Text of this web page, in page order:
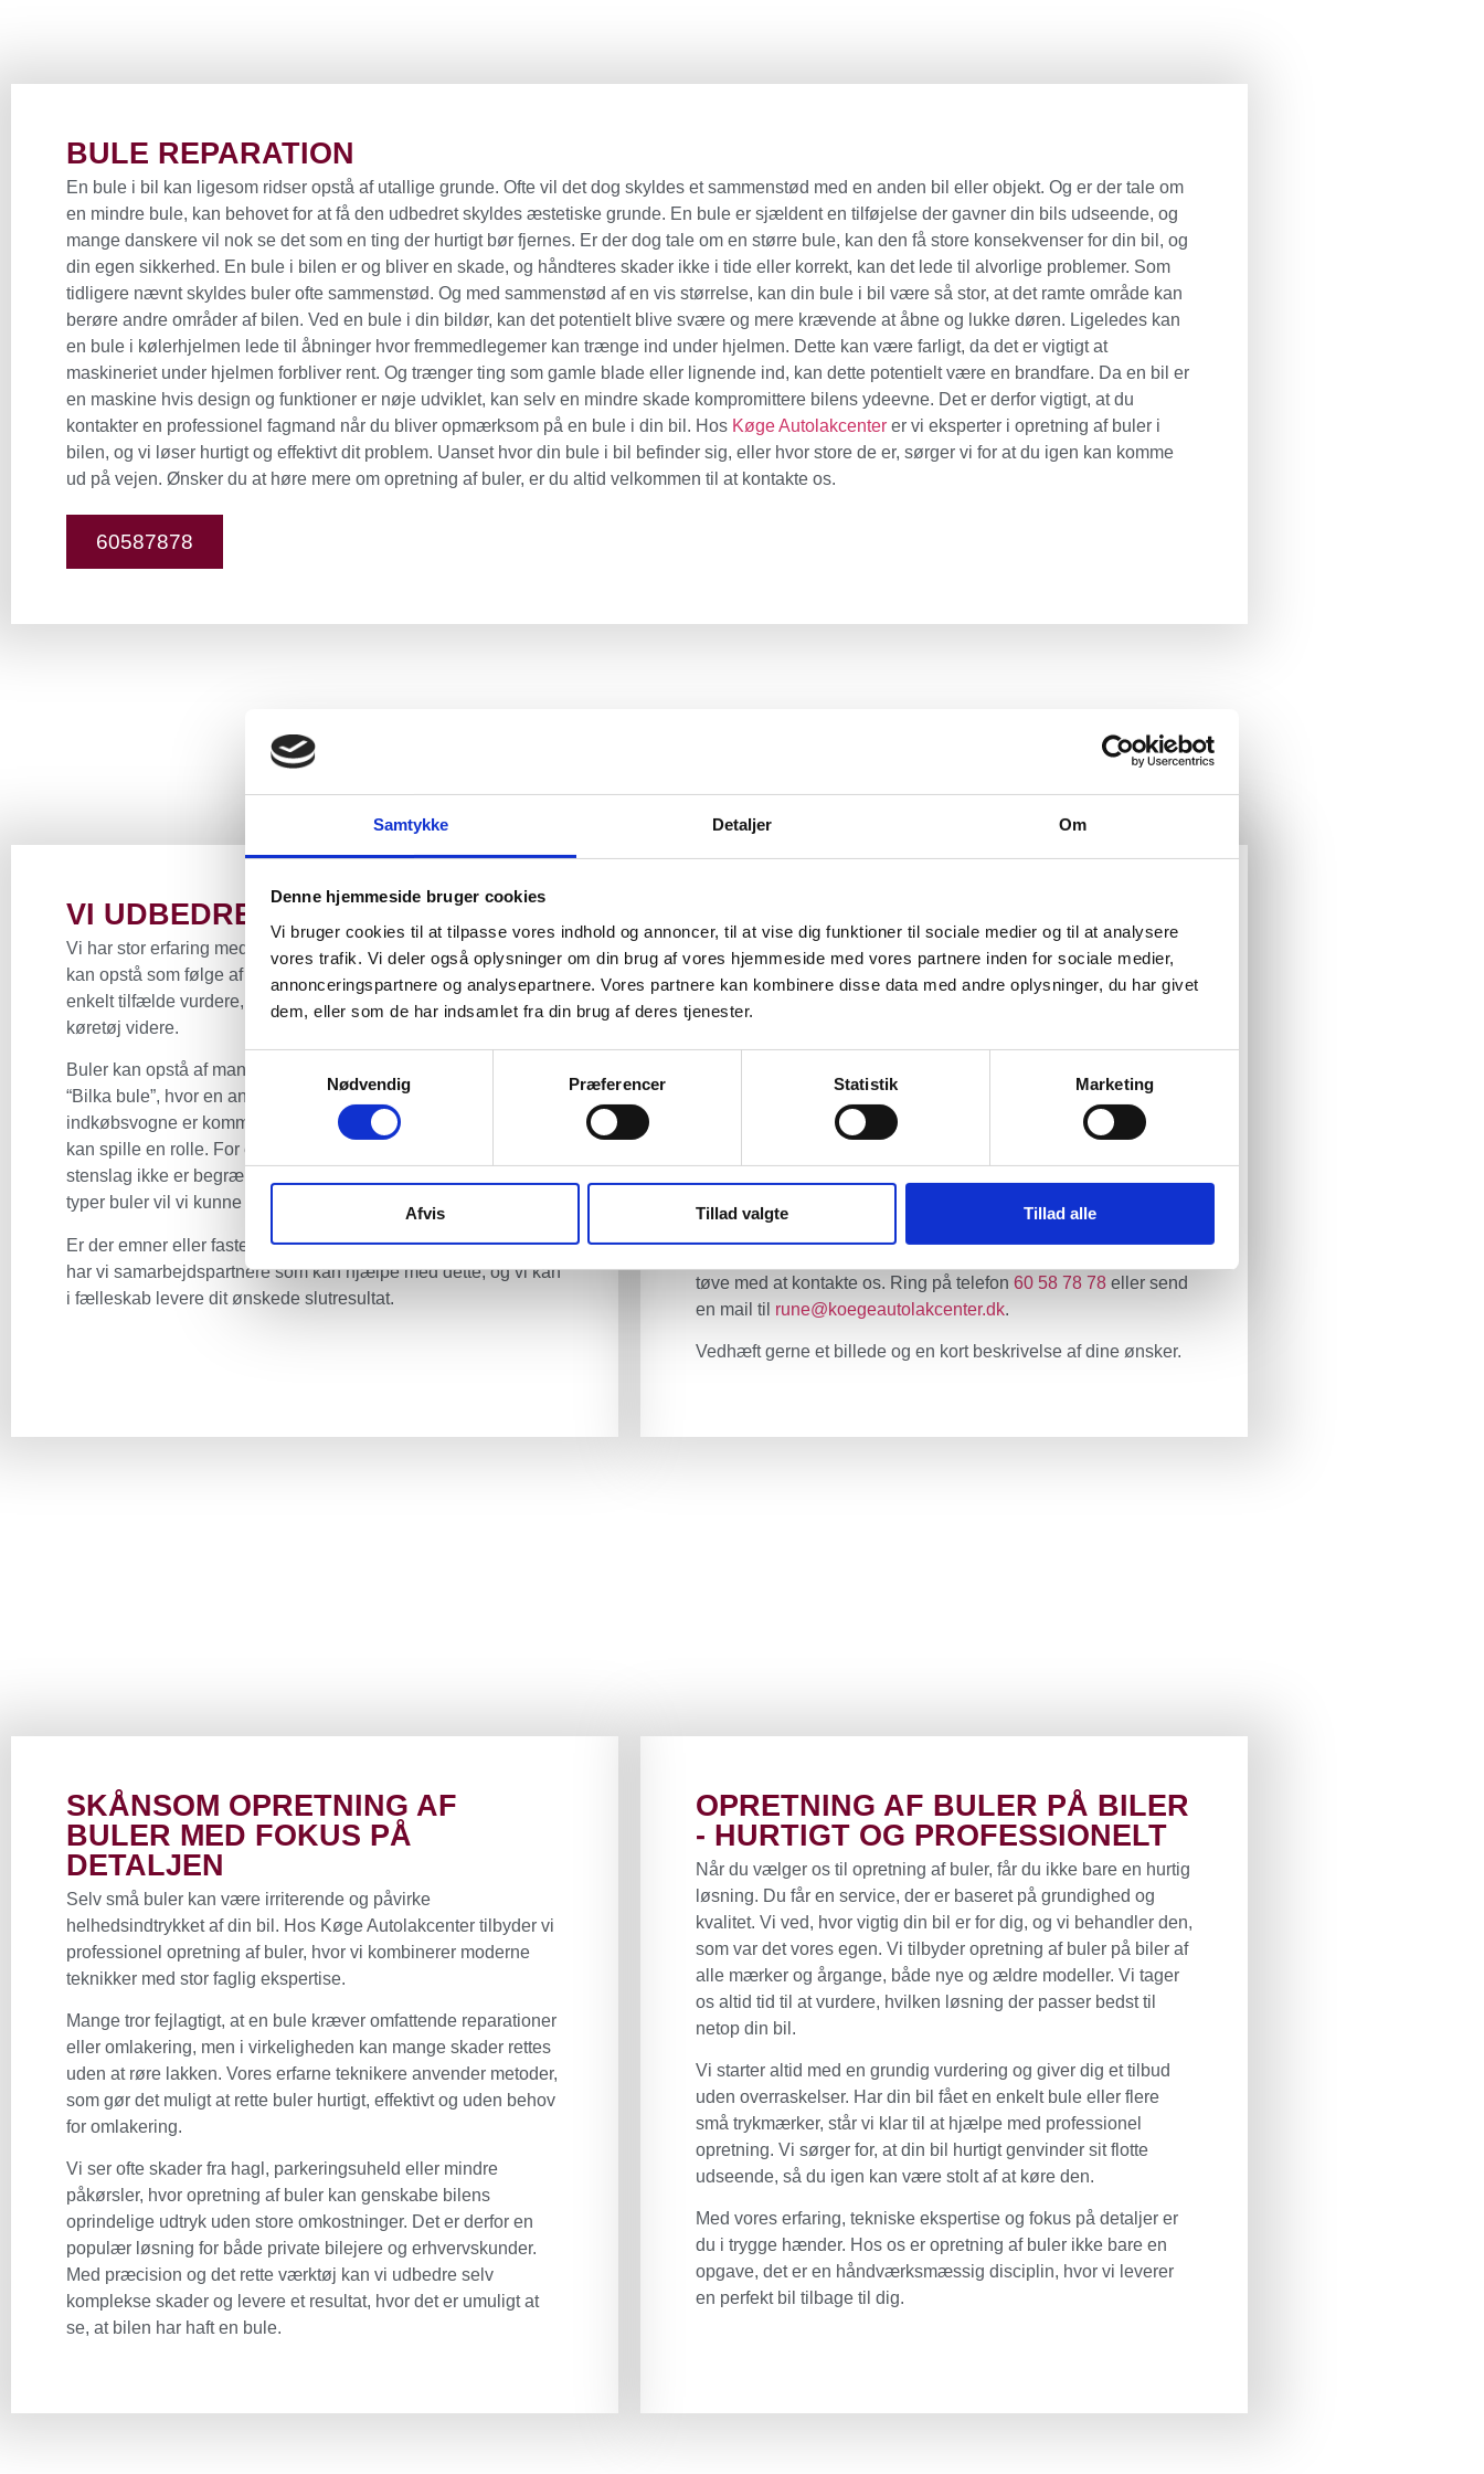
Samtykke Detaljer Om
Denne hjemmeside bruger cookies
Vi bruger cookies til at tilpasse vores indhold og annoncer, til at vise dig funktioner til sociale medier og til at analysere
vores trafik. Vi deler også oplysninger om din brug af vores hjemmeside med vores partnere inden for sociale medier,
annonceringspartnere og analysepartnere. Vores partnere kan kombinere disse data med andre oplysninger, du har givet
dem, eller som de har indsamlet fra din brug af deres tjenester.
Nødvendig
Præferencer Statistik Marketing
Afvis Tillad valgte Tillad alle
BULE REPARATION
En bule i bil kan ligesom ridser opstå af utallige grunde. Ofte vil det dog skyldes et sammenstød med en anden bil eller objekt. Og er der tale om
en mindre bule, kan behovet for at få den udbedret skyldes æstetiske grunde. En bule er sjældent en tilføjelse der gavner din bils udseende, og
mange danskere vil nok se det som en ting der hurtigt bør fjernes. Er der dog tale om en større bule, kan den få store konsekvenser for din bil, og
din egen sikkerhed. En bule i bilen er og bliver en skade, og håndteres skader ikke i tide eller korrekt, kan det lede til alvorlige problemer. Som
tidligere nævnt skyldes buler ofte sammenstød. Og med sammenstød af en vis størrelse, kan din bule i bil være så stor, at det ramte område kan
berøre andre områder af bilen. Ved en bule i din bildør, kan det potentielt blive svære og mere krævende at åbne og lukke døren. Ligeledes kan
en bule i kølerhjelmen lede til åbninger hvor fremmedlegemer kan trænge ind under hjelmen. Dette kan være farligt, da det er vigtigt at
maskineriet under hjelmen forbliver rent. Og trænger ting som gamle blade eller lignende ind, kan dette potentielt være en brandfare. Da en bil er
en maskine hvis design og funktioner er nøje udviklet, kan selv en mindre skade kompromittere bilens ydeevne. Det er derfor vigtigt, at du
kontakter en professionel fagmand når du bliver opmærksom på en bule i din bil. Hos Køge Autolakcenter er vi eksperter i opretning af buler i
bilen, og vi løser hurtigt og effektivt dit problem. Uanset hvor din bule i bil befinder sig, eller hvor store de er, sørger vi for at du igen kan komme
ud på vejen. Ønsker du at høre mere om opretning af buler, er du altid velkommen til at kontakte os.
60587878
VI UDBEDRER ALLE BULER
Vi har stor erfaring med at håndtere de forskellige skader, der
kan opstå som følge af en bule, og derfor vil vi også i hvert
enkelt tilfælde vurdere, hvordan vi bedst hjælper dig og dit
køretøj videre.
Buler kan opstå af mange årsager. Måske har du fået en såkaldt
“Bilka bule”, hvor en anden har bakket ind i dig eller
indkøbsvogne er kommet på afveje. Men også et voldsomt vejr
kan spille en rolle. For eksempel kan hagl give buler – ligesom
stenslag ikke er begrænset til at skabe revner i forruden. Alle
typer buler vil vi kunne hjælpe dig med at udbedre.
Er der emner eller faste karosseridele som kræver udskiftning,
har vi samarbejdspartnere som kan hjælpe med dette, og vi kan
i fælleskab levere dit ønskede slutresultat.
KORROSIONSBEHANDLING
Når skaden først er sket og der er kommet en betydelig bule
eller ridse som skal repareres, er det uundgåeligt at den
Derfor har vi fokus på, at der bliver opbygget en ny korrekt
korrosionsbehandling og vi følger opbygningen som KS2000
foreskriver. Vi yder 2 års garanti på alt arbejde vi udfører.
KONTAKT OS I DAG OG FÅ ET
GODT TILBUD
tøve med at kontakte os. Ring på telefon 60 58 78 78 eller send
en mail til rune@koegeautolakcenter.dk.
Vedhæft gerne et billede og en kort beskrivelse af dine ønsker.
SKÅNSOM OPRETNING AF
BULER MED FOKUS PÅ
DETALJEN
Selv små buler kan være irriterende og påvirke
helhedsindtrykket af din bil. Hos Køge Autolakcenter tilbyder vi
professionel opretning af buler, hvor vi kombinerer moderne
teknikker med stor faglig ekspertise.
Mange tror fejlagtigt, at en bule kræver omfattende reparationer
eller omlakering, men i virkeligheden kan mange skader rettes
uden at røre lakken. Vores erfarne teknikere anvender metoder,
som gør det muligt at rette buler hurtigt, effektivt og uden behov
for omlakering.
Vi ser ofte skader fra hagl, parkeringsuheld eller mindre
påkørsler, hvor opretning af buler kan genskabe bilens
oprindelige udtryk uden store omkostninger. Det er derfor en
populær løsning for både private bilejere og erhvervskunder.
Med præcision og det rette værktøj kan vi udbedre selv
komplekse skader og levere et resultat, hvor det er umuligt at
se, at bilen har haft en bule.
OPRETNING AF BULER PÅ BILER
- HURTIGT OG PROFESSIONELT
Når du vælger os til opretning af buler, får du ikke bare en hurtig
løsning. Du får en service, der er baseret på grundighed og
kvalitet. Vi ved, hvor vigtig din bil er for dig, og vi behandler den,
som var det vores egen. Vi tilbyder opretning af buler på biler af
alle mærker og årgange, både nye og ældre modeller. Vi tager
os altid tid til at vurdere, hvilken løsning der passer bedst til
netop din bil.
Vi starter altid med en grundig vurdering og giver dig et tilbud
uden overraskelser. Har din bil fået en enkelt bule eller flere
små trykmærker, står vi klar til at hjælpe med professionel
opretning. Vi sørger for, at din bil hurtigt genvinder sit flotte
udseende, så du igen kan være stolt af at køre den.
Med vores erfaring, tekniske ekspertise og fokus på detaljer er
du i trygge hænder. Hos os er opretning af buler ikke bare en
opgave, det er en håndværksmæssig disciplin, hvor vi leverer
en perfekt bil tilbage til dig.